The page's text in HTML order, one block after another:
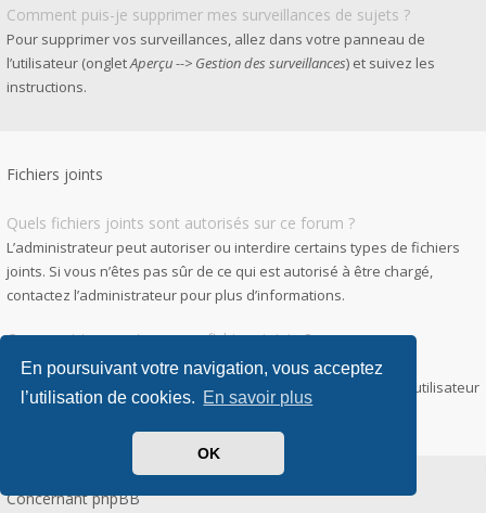
En poursuivant votre navigation, vous acceptez
l’utilisation de cookies. En savoir plus
OK
Comment puis-je supprimer mes surveillances de sujets ?
Pour supprimer vos surveillances, allez dans votre panneau de
l’utilisateur (ongletAperçu --> Gestion des surveillances) et suivez les
instructions.
Fichiers joints
Quels fichiers joints sont autorisés sur ce forum ?
L’administrateur peut autoriser ou interdire certains types de fichiers
joints. Si vous n’êtes pas sûr de ce qui est autorisé à être chargé,
contactez l’administrateur pour plus d’informations.
Comment trouver tous mes fichiers joints ?
Pour accéder à la liste des fichiers que vous avez joints à vos
messages et messages privés, allez dans votre panneau de l’utilisateur
Concernant phpBB